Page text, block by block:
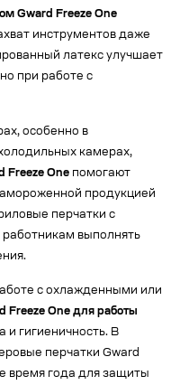
Gward Freeze One
инструментов даже
латекс улучшает
при работе с
особенно в
камерах,
Freeze One помогают
продукцией
перчатки с
выполнять
с охлажденными или
Freeze One для работы
и гигиеничность. В
перчатки Gward
время года для защиты